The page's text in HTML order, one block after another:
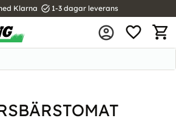
Klarna task_alt 1-3 dagar leverans